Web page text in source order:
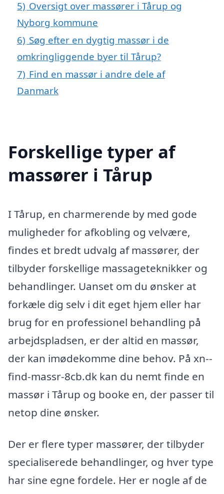
5) Oversigt over massører i Tårup og
Nyborg kommune
6) Søg efter en dygtig massør i de
omkringliggende byer til Tårup?
7) Find en massør i andre dele af
Danmark
Forskellige typer af
massører i Tårup
I Tårup, en charmerende by med gode
muligheder for afkobling og velvære,
findes et bredt udvalg af massører, der
tilbyder forskellige massageteknikker og
behandlinger. Uanset om du ønsker at
forkæle dig selv i dit eget hjem eller har
brug for en professionel behandling på
arbejdspladsen, er der altid en massør,
der kan imødekomme dine behov. På xn--
find-massr-8cb.dk kan du nemt finde en
massør i Tårup og booke en, der passer til
netop dine ønsker.
Der er flere typer massører, der tilbyder
specialiserede behandlinger, og hver type
har sine egne fordele. Her er nogle af de